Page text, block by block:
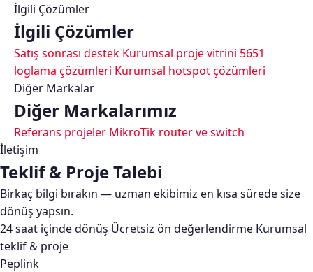
İlgili Çözümler
İlgili Çözümler
Satış sonrası destek Kurumsal proje vitrini 5651
loglama çözümleri Kurumsal hotspot çözümleri
Diğer Markalar
Diğer Markalarımız
Referans projeler MikroTik router ve switch
İletişim
Teklif & Proje Talebi
Birkaç bilgi bırakın — uzman ekibimiz en kısa sürede size
dönüş yapsın.
24 saat içinde dönüş Ücretsiz ön değerlendirme Kurumsal
teklif & proje
Peplink